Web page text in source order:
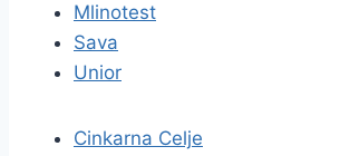
Mlinotest
Sava
Unior
Cinkarna Celje